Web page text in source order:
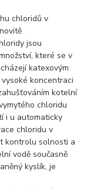
chloridů v
jsou
které se v
katexovým
koncentraci
kotelní
chloridu
i u automaticky
chloridu v
kontrolu solnosti a
vodě současně
kyslík, je